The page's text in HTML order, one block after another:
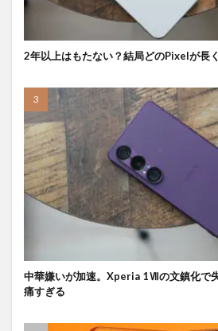
2年以上はもたない？結局どのPixelが長
中華嫌いが加速。Xperia 1Ⅶの文鎮化で
痛すぎる